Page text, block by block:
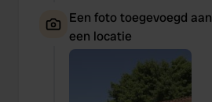
Een foto toegevoegd aan
een locatie